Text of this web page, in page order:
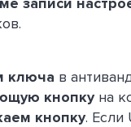
ключа в
кнопкуна
кнопку. Если